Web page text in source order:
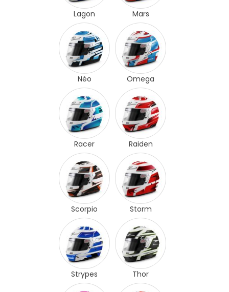
Lagon Mars
Néo Omega
Racer Raiden
Scorpio Storm
Strypes Thor